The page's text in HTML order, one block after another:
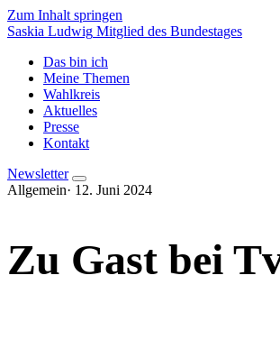
Zum Inhalt springen
Saskia Ludwig Mitglied des Bundestages
Das bin ich
Meine Themen
Wahlkreis
Aktuelles
Presse
Kontakt
Newsletter
Allgemein· 12. Juni 2024
Zu Gast bei